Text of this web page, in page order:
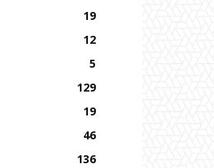
19
12
5
129
19
46
136